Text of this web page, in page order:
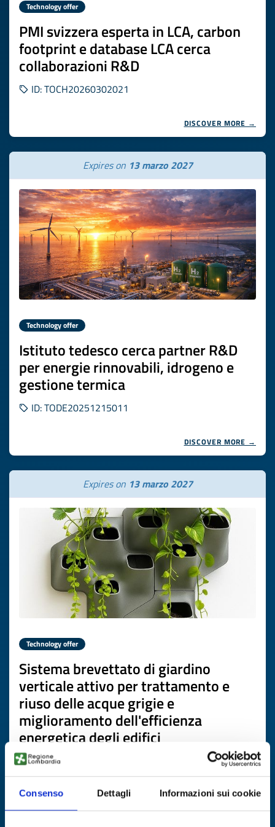
Consenso Dettagli Informazioni sui cookie
Technology offer
PMI svizzera esperta in LCA, carbon
footprint e database LCA cerca
collaborazioni R&D
ID: TOCH20260302021
DISCOVER MORE →
Expires on 13 marzo 2027
Technology offer
Istituto tedesco cerca partner R&D
per energie rinnovabili, idrogeno e
gestione termica
ID: TODE20251215011
DISCOVER MORE →
Expires on 13 marzo 2027
Technology offer
Sistema brevettato di giardino
verticale attivo per trattamento e
riuso delle acque grigie e
miglioramento dell'efficienza
energetica degli edifici
ID: TOES20260226009
DISCOVER MORE →